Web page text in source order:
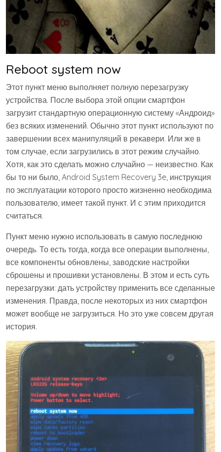
Reboot system now
Этот пункт меню выполняет полную перезагрузку
устройства. После выбора этой опции смартфон
загрузит стандартную операционную систему «Андроид»
без всяких изменений. Обычно этот пункт используют по
завершении всех манипуляций в рекавери. Или же в
том случае, если загрузились в этот режим случайно.
Хотя, как это сделать можно случайно — неизвестно. Как
бы то ни было, Android System Recovery 3e, инструкция
по эксплуатации которого просто жизненно необходима
пользователю, имеет такой пункт. И с этим приходится
считаться.
Пункт меню нужно использовать в самую последнюю
очередь. То есть тогда, когда все операции выполнены,
все компоненты обновлены, заводские настройки
сброшены и прошивки установлены. В этом и есть суть
перезагрузки: дать устройству применить все сделанные
изменения. Правда, после некоторых из них смартфон
может вообще не загрузиться. Но это уже совсем другая
история.